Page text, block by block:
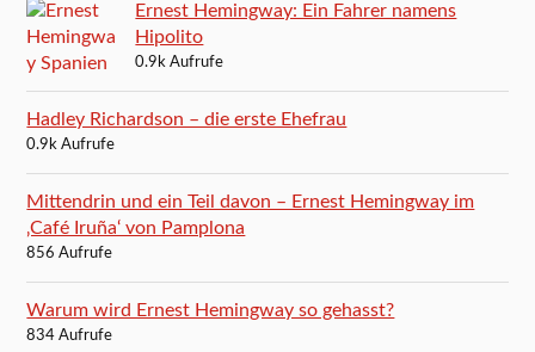
Ernest Hemingway: Ein Fahrer namens
Hipolito
0.9k Aufrufe
Hadley Richardson – die erste Ehefrau
0.9k Aufrufe
Mittendrin und ein Teil davon – Ernest Hemingway im
‚Café Iruña‘ von Pamplona
856 Aufrufe
Warum wird Ernest Hemingway so gehasst?
834 Aufrufe